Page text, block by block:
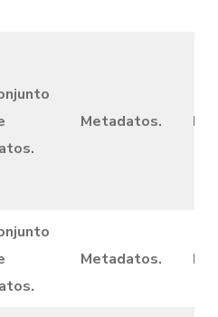
Metadatos.
Metadatos.